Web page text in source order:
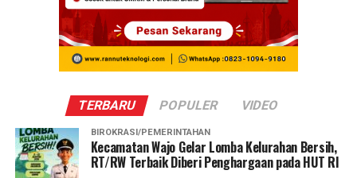
TERBARU POPULER VIDEO
BIROKRASI/PEMERINTAHAN
Kecamatan Wajo Gelar Lomba Kelurahan Bersih,
RT/RW Terbaik Diberi Penghargaan pada HUT RI